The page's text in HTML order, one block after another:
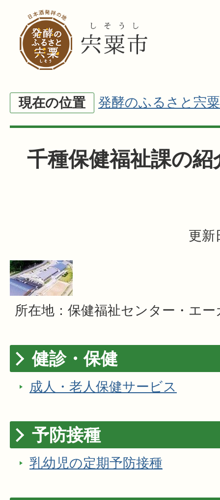
現在の位置 発酵のふるさと宍粟
千種保健福祉課の紹
更新
所在地：保健福祉センター・エ
健診・保健
成人・老人保健サービス
予防接種
乳幼児の定期予防接種